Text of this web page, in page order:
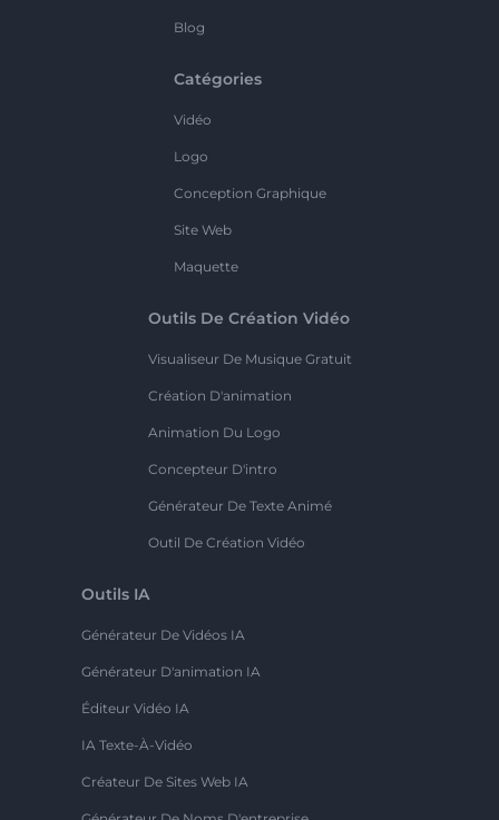
Blog
Catégories
Vidéo
Logo
Conception Graphique
Site Web
Maquette
Outils De Création Vidéo
Visualiseur De Musique Gratuit
Création D'animation
Animation Du Logo
Concepteur D'intro
Générateur De Texte Animé
Outil De Création Vidéo
Outils IA
Générateur De Vidéos IA
Générateur D'animation IA
Éditeur Vidéo IA
IA Texte-À-Vidéo
Créateur De Sites Web IA